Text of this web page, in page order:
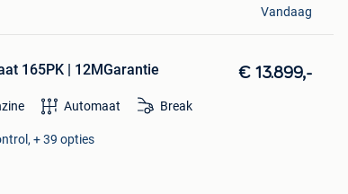
Vandaag
165PK | 12MGarantie € 13.899,-
Automaat Break
+ 39 opties